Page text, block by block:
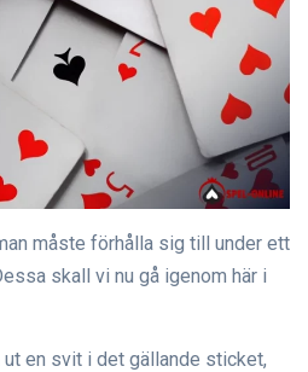
måste förhålla sig till under ett
skall vi nu gå igenom här i
ut en svit i det gällande sticket,